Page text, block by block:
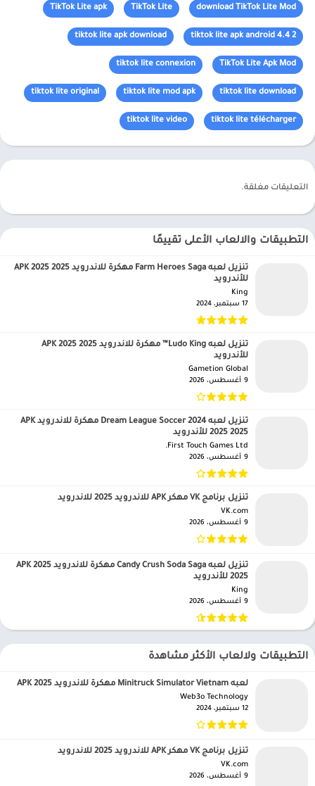
download TikTok Lite Mod
TikTok Lite
TikTok Lite apk
tiktok lite apk android 4.4 2
tiktok lite apk download
TikTok Lite Apk Mod
tiktok lite connexion
tiktok lite download
tiktok lite mod apk
tiktok lite original
tiktok lite télécharger
tiktok lite video
التعليقات مغلقة.
التطبيقات والالعاب الأعلى تقييمًا
تنزيل لعبه Farm Heroes Saga مهكرة للاندرويد APK 2025 2025
للأندرويد
King‏
17 سبتمبر، 2024
تنزيل لعبه Ludo King™ مهكرة للاندرويد APK 2025 2025
للأندرويد
Gametion Global‏
9 أغسطس، 2026
تنزيل لعبه Dream League Soccer 2024 مهكرة للاندرويد APK
2025 2025 للأندرويد
First Touch Games Ltd.‏
9 أغسطس، 2026
تنزيل برنامج VK مهكر APK للاندرويد 2025 للاندرويد
VK.com‏
9 أغسطس، 2026
تنزيل لعبه Candy Crush Soda Saga مهكرة للاندرويد APK 2025
2025 للأندرويد
King‏
9 أغسطس، 2026
التطبيقات ولالعاب الأكثر مشاهدة
لعبه Minitruck Simulator Vietnam مهكرة للاندرويد APK 2025
Web3o Technology‏
12 سبتمبر، 2024
تنزيل برنامج VK مهكر APK للاندرويد 2025 للاندرويد
VK.com‏
9 أغسطس، 2026